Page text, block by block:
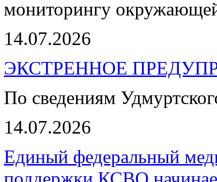
мониторингу
14.07.2026
ЭКСТРЕННОЕ
По сведениям
14.07.2026
Единый федеральный